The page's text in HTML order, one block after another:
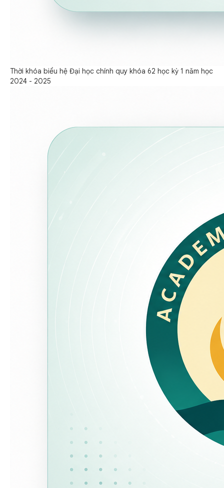
Thời khóa biểu hệ Đại học chính quy khóa 62 học kỳ 1 năm học
2024 - 2025